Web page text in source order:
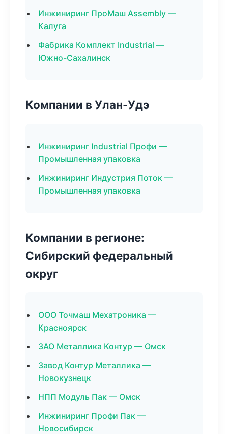
Инжиниринг ПроМаш Assembly —
Калуга
Фабрика Комплект Industrial —
Южно-Сахалинск
Компании в Улан-Удэ
Инжиниринг Industrial Профи —
Промышленная упаковка
Инжиниринг Индустрия Поток —
Промышленная упаковка
Компании в регионе:
Сибирский федеральный
округ
ООО Точмаш Мехатроника —
Красноярск
ЗАО Металлика Контур — Омск
Завод Контур Металлика —
Новокузнецк
НПП Модуль Пак — Омск
Инжиниринг Профи Пак —
Новосибирск